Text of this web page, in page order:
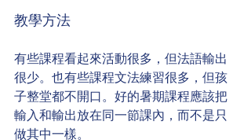
教學方法
有些課程看起來活動很多，但法語輸出
很少。也有些課程文法練習很多，但孩
子整堂都不開口。好的暑期課程應該把
輸入和輸出放在同一節課內，而不是只
做其中一樣。